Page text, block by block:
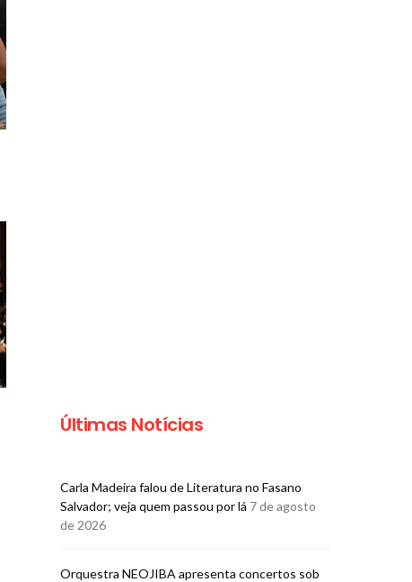
MODA
atmosfera do
Mediterrâneo
Últimas Notícias
Carla Madeira falou de Literatura no Fasano
Salvador; veja quem passou por lá 7 de agosto
de 2026
Orquestra NEOJIBA apresenta concertos sob